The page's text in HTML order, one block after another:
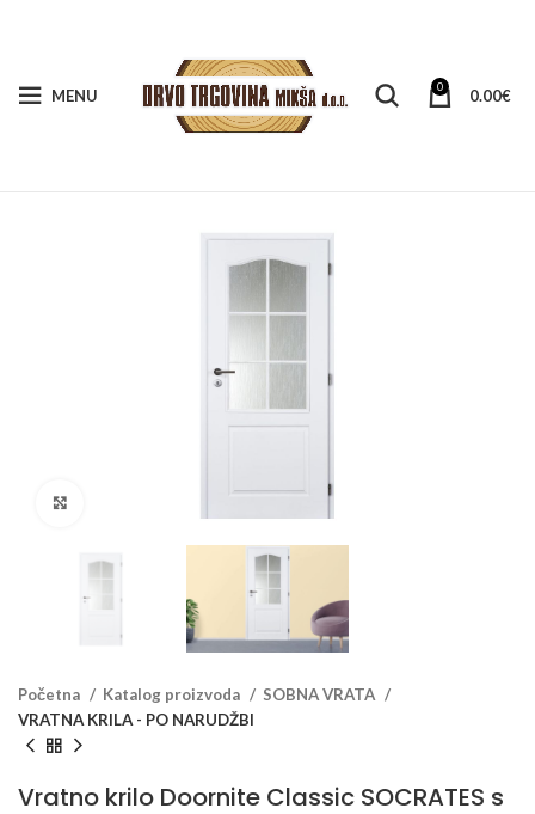
MENU 0 0.00€
Početna Katalog proizvoda
SOBNA VRATA
VRATNA KRILA - PO NARUDŽBI
Vratno krilo Doornite Classic SOCRATES s